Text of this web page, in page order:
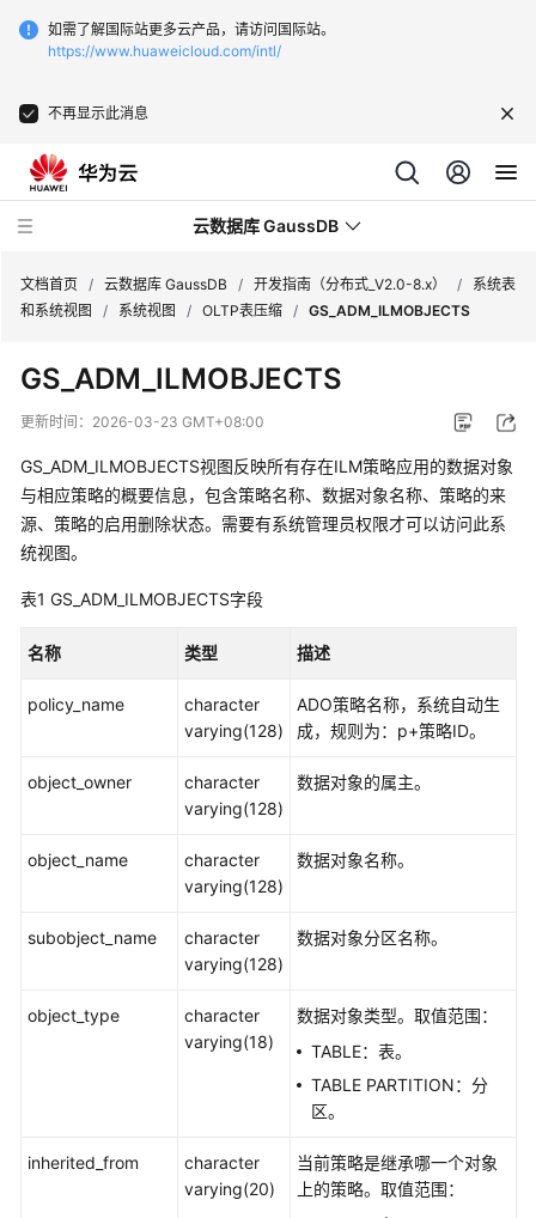
如需了解国际站更多云产品，请访问国际站。
https://www.huaweicloud.com/intl/
不再显示此消息
云数据库 GaussDB
新
动
服
务
公
品
绍
费
入
用
开
文档首页 / 云数据库 GaussDB / 开发指南（分布式_V2.0-8.x） /
系统表
和系统视图
/ 系统视图 / OLTP表压缩 / GS_ADM_ILMOBJECTS
GS_ADM_ILMOBJECTS
更新时间： 2026-03-23 GMT+08:00
GS_ADM_ILMOBJECTS视图反映所有存在ILM策略应用的数据对象
与相应策略的概要信息，包含策略名称、数据对象名称、策略的来
源、策略的启用删除状态。需要有系统管理员权限才可以访问此系
统视图。
表1 GS_ADM_ILMOBJECTS字段
名称 类型 描述
policy_name
character
varying(128)
ADO策略名称，系统自动生
成，规则为：p+策略ID。
object_owner
character
varying(128)
数据对象的属主。
object_name
character
varying(128)
数据对象名称。
subobject_name
character
varying(128)
数据对象分区名称。
object_type
character
varying(18)
数据对象类型。取值范围：
TABLE：表。
TABLE PARTITION：分
区。
inherited_from
character
varying(20)
当前策略是继承哪一个对象
上的策略。取值范围：